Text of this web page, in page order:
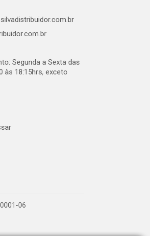
Segunda a Sexta das
às 18:15hrs, exceto
06